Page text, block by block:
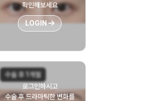
확인해보세요
LOGIN
수술 후 1개월
로그인하시고
수술 후 드라마틱한 변화를